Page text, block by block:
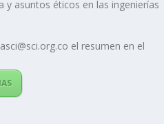
y asuntos éticos en las ingenierías
el resumen en el